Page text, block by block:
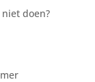
doen?